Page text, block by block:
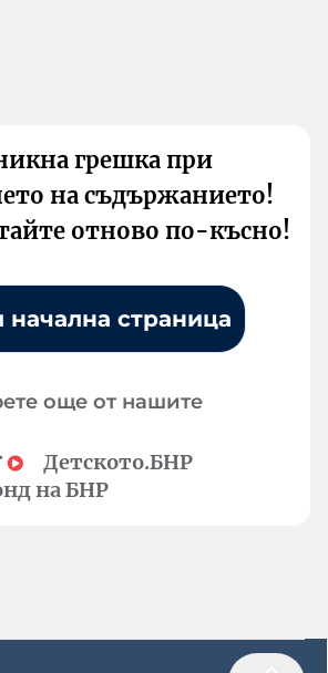
грешка при
на съдържанието!
отново по-късно!
начална страница
още от нашите
Детското.БНР
на БНР